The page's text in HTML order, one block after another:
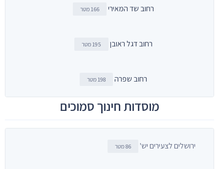
רחוב שד המאירי 166 מטר
רחוב דגל ראובן 195 מטר
רחוב שפרה 198 מטר
מוסדות חינוך סמוכים
ירושלים לצעירים יש' 86 מטר